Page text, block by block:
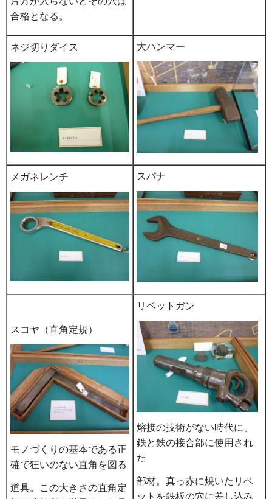
合格となる。
ネジ切りダイス 大ハンマー
メガネレンチ スパナ
スコヤ（直角定規）
モノづくりの基本である正
確で狂いのない直角を図る
道具。この大きさの直角定
リベットガン
熔接の技術がない時代に、
鉄と鉄の接合部に使用され
た
部材。真っ赤に焼いたリベ
ットを鉄板の穴に差し込み